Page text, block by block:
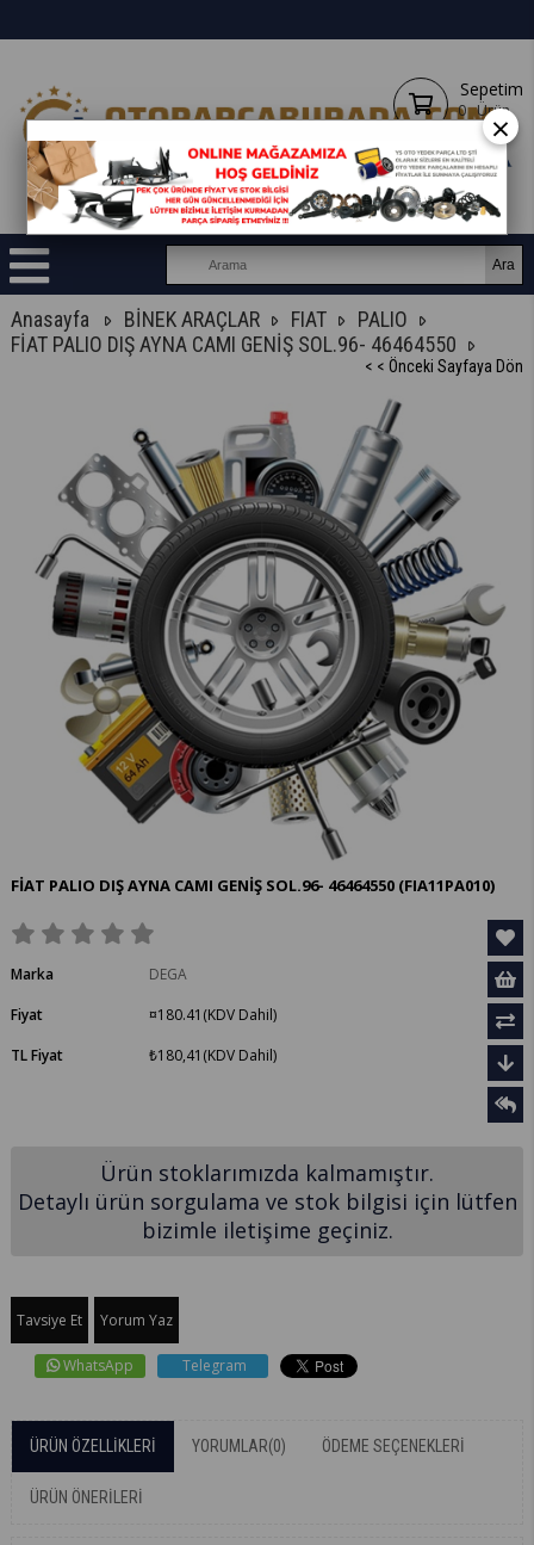
Sepetim
0 Ürün
Anasayfa BİNEK ARAÇLAR FIAT
PALIO
FİAT PALIO DIŞ AYNA CAMI GENİŞ SOL.96- 46464550
< < Önceki Sayfaya Dön
FİAT PALIO DIŞ AYNA CAMI GENİŞ SOL.96- 46464550 (FIA11PA010)
Marka
DEGA
Fiyat
¤180.41 (KDV Dahil)
TL Fiyat
₺180,41 (KDV Dahil)
Ürün stoklarımızda kalmamıştır.
Detaylı ürün sorgulama ve stok bilgisi için lütfen
bizimle iletişime geçiniz.
Tavsiye Et Yorum Yaz
WhatsApp Telegram
ÜRÜN ÖZELLIKLERI YORUMLAR(0) ÖDEME SEÇENEKLERI
ÜRÜN ÖNERILERI
×